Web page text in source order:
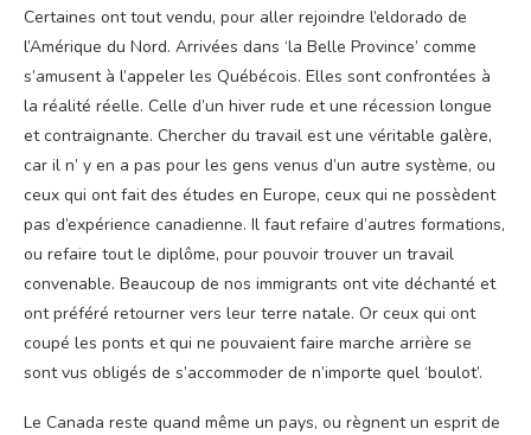
Certaines ont tout vendu, pour aller rejoindre l’eldorado de
l’Amérique du Nord. Arrivées dans ‘la Belle Province’ comme
s’amusent à l’appeler les Québécois. Elles sont confrontées à
la réalité réelle. Celle d’un hiver rude et une récession longue
et contraignante. Chercher du travail est une véritable galère,
car il n’ y en a pas pour les gens venus d’un autre système, ou
ceux qui ont fait des études en Europe, ceux qui ne possèdent
pas d’expérience canadienne. Il faut refaire d’autres formations,
ou refaire tout le diplôme, pour pouvoir trouver un travail
convenable. Beaucoup de nos immigrants ont vite déchanté et
ont préféré retourner vers leur terre natale. Or ceux qui ont
coupé les ponts et qui ne pouvaient faire marche arrière se
sont vus obligés de s’accommoder de n’importe quel ‘boulot’.
Le Canada reste quand même un pays, ou règnent un esprit de